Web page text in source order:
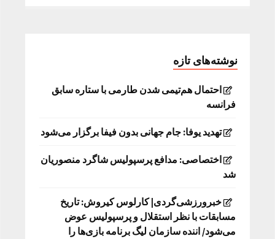
نوشته‌های تازه
احتمال هم‌تیمی شدن طارمی با ستاره سابق
فرانسه
تهدید یوفا: جام جهانی بدون فیفا برگزار می‌شود
اختصاصی: مدافع پرسپولیس شاگرد منصوریان
شد
خبرورزشی‌گردی| کارلوس کیروش: تاریخ
مسابقات با نظر استقلال و پرسپولیس عوض
می‌شود/ اننده سازمان لیگ برنامه بازی‌ها را